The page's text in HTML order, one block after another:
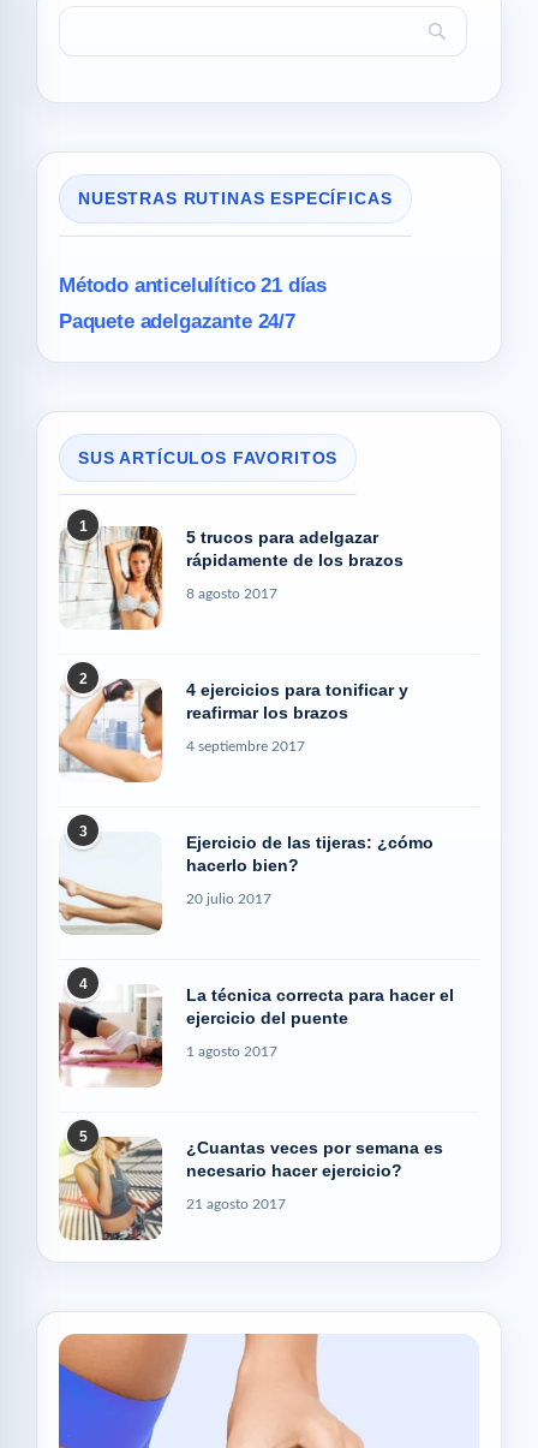
NUESTRAS RUTINAS ESPECÍFICAS
Método anticelulítico 21 días
Paquete adelgazante 24/7
SUS ARTÍCULOS FAVORITOS
1
5 trucos para adelgazar
rápidamente de los brazos
8 agosto 2017
2
4 ejercicios para tonificar y
reafirmar los brazos
4 septiembre 2017
3
Ejercicio de las tijeras: ¿cómo
hacerlo bien?
20 julio 2017
4
La técnica correcta para hacer el
ejercicio del puente
1 agosto 2017
5
¿Cuantas veces por semana es
necesario hacer ejercicio?
21 agosto 2017